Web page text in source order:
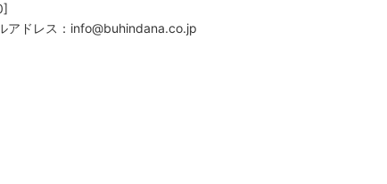
アドレス： info@buhindana.co.jp